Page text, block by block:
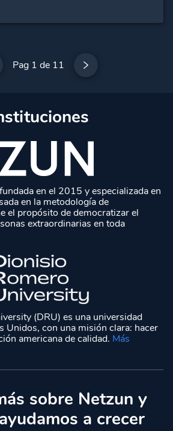
Pag 1 de 11
en el 2015 y especializada en
en la metodología de
el propósito de democratizar el
extraordinarias en toda
(DRU) es una universidad
Unidos, con una misión clara: hacer
americana de calidad. Más
sobre Netzun y
a crecer